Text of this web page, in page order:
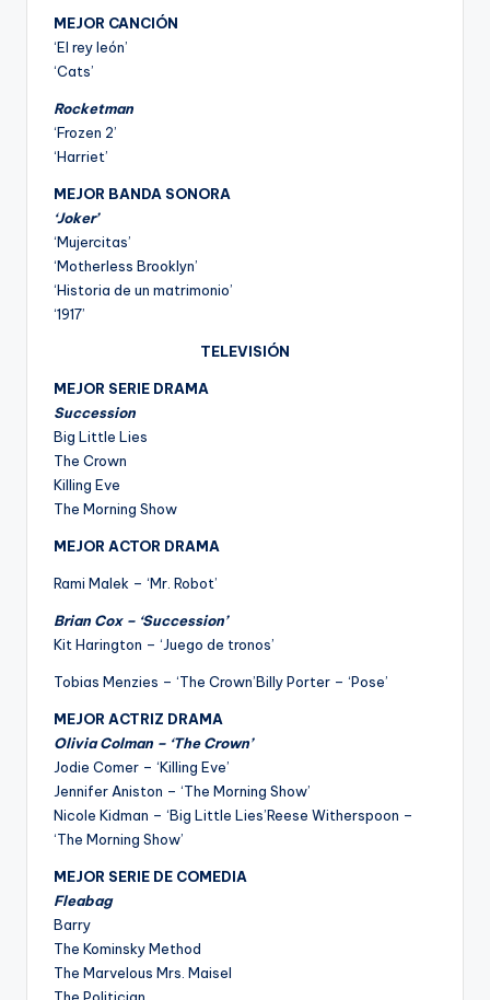
MEJOR CANCIÓN
‘El rey león’
‘Cats’
Rocketman
‘Frozen 2’
‘Harriet’
MEJOR BANDA SONORA
‘Joker’
‘Mujercitas’
‘Motherless Brooklyn’
‘Historia de un matrimonio’
‘1917’
TELEVISIÓN
MEJOR SERIE DRAMA
Succession
Big Little Lies
The Crown
Killing Eve
The Morning Show
MEJOR ACTOR DRAMA
Rami Malek – ‘Mr. Robot’
Brian Cox – ‘Succession’
Kit Harington – ‘Juego de tronos’
Tobias Menzies – ‘The Crown’Billy Porter – ‘Pose’
MEJOR ACTRIZ DRAMA
Olivia Colman – ‘The Crown’
Jodie Comer – ‘Killing Eve’
Jennifer Aniston – ‘The Morning Show’
Nicole Kidman – ‘Big Little Lies’Reese Witherspoon –
‘The Morning Show’
MEJOR SERIE DE COMEDIA
Fleabag
Barry
The Kominsky Method
The Marvelous Mrs. Maisel